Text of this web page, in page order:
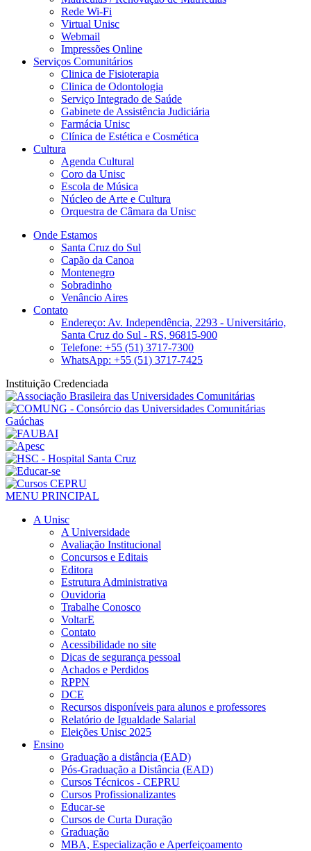
Rede Wi-Fi
Virtual Unisc
Webmail
Impressões Online
Serviços Comunitários
Clinica de Fisioterapia
Clinica de Odontologia
Serviço Integrado de Saúde
Gabinete de Assistência Judiciária
Farmácia Unisc
Clínica de Estética e Cosmética
Cultura
Agenda Cultural
Coro da Unisc
Escola de Música
Núcleo de Arte e Cultura
Orquestra de Câmara da Unisc
Onde Estamos
Santa Cruz do Sul
Capão da Canoa
Montenegro
Sobradinho
Venâncio Aires
Contato
Endereço: Av. Independência, 2293 - Universitário,
Santa Cruz do Sul - RS, 96815-900
Telefone: +55 (51) 3717-7300
WhatsApp: +55 (51) 3717-7425
Instituição Credenciada
MENU PRINCIPAL
A Unisc
A Universidade
Avaliação Institucional
Concursos e Editais
Editora
Estrutura Administrativa
Ouvidoria
Trabalhe Conosco
VoltarE
Contato
Acessibilidade no site
Dicas de segurança pessoal
Achados e Perdidos
RPPN
DCE
Recursos disponíveis para alunos e professores
Relatório de Igualdade Salarial
Eleições Unisc 2025
Ensino
Graduação a distância (EAD)
Pós-Graduação a Distância (EAD)
Cursos Técnicos - CEPRU
Cursos Profissionalizantes
Educar-se
Cursos de Curta Duração
Graduação
MBA, Especialização e Aperfeiçoamento